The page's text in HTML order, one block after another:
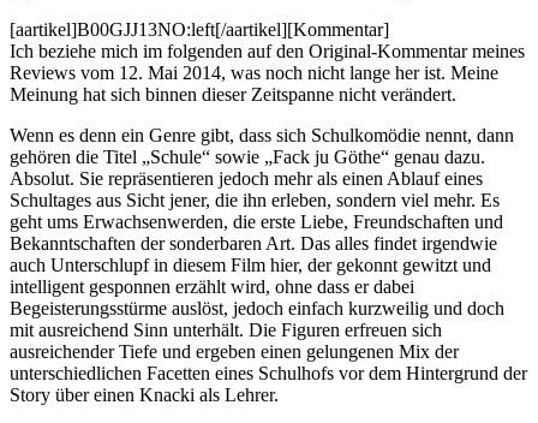
[aartikel]B00GJJ13NO:left[/aartikel][Kommentar]
Ich beziehe mich im folgenden auf den Original-Kommentar meines
Reviews vom 12. Mai 2014, was noch nicht lange her ist. Meine
Meinung hat sich binnen dieser Zeitspanne nicht verändert.
Wenn es denn ein Genre gibt, dass sich Schulkomödie nennt, dann
gehören die Titel „Schule“ sowie „Fack ju Göthe“ genau dazu.
Absolut. Sie repräsentieren jedoch mehr als einen Ablauf eines
Schultages aus Sicht jener, die ihn erleben, sondern viel mehr. Es
geht ums Erwachsenwerden, die erste Liebe, Freundschaften und
Bekanntschaften der sonderbaren Art. Das alles findet irgendwie
auch Unterschlupf in diesem Film hier, der gekonnt gewitzt und
intelligent gesponnen erzählt wird, ohne dass er dabei
Begeisterungsstürme auslöst, jedoch einfach kurzweilig und doch
mit ausreichend Sinn unterhält. Die Figuren erfreuen sich
ausreichender Tiefe und ergeben einen gelungenen Mix der
unterschiedlichen Facetten eines Schulhofs vor dem Hintergrund der
Story über einen Knacki als Lehrer.